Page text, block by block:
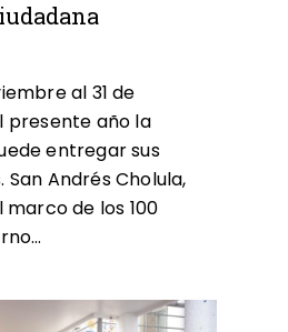
al 31 de
presente año la
entregar sus
Andrés Cholula,
marco de los 100